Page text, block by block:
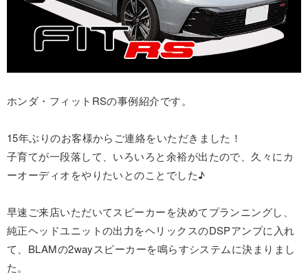
ホンダ・フィットRSの事例紹介です。
15年ぶりのお客様からご連絡をいただきました！
子育てが一段落して、いろいろと余裕が出たので、久々にカ
ーオーディオをやりたいとのことでした♪
早速ご来店いただいてスピーカーを決めてプランニングし、
純正ヘッドユニットの出力をヘリックスのDSPアンプに入れ
て、BLAMの2wayスピーカーを鳴らすシステムに決まりまし
た。